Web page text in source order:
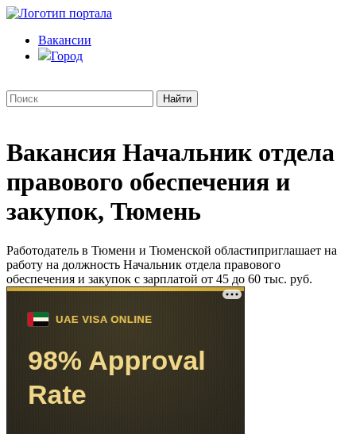
Вакансии
Город
Вакансия Начальник отдела
правового обеспечения и
закупок, Тюмень
Работодатель в Тюмени и Тюменской областиприглашает на
работу на должность Начальник отдела правового
обеспечения и закупок с зарплатой от 45 до 60 тыс. руб.